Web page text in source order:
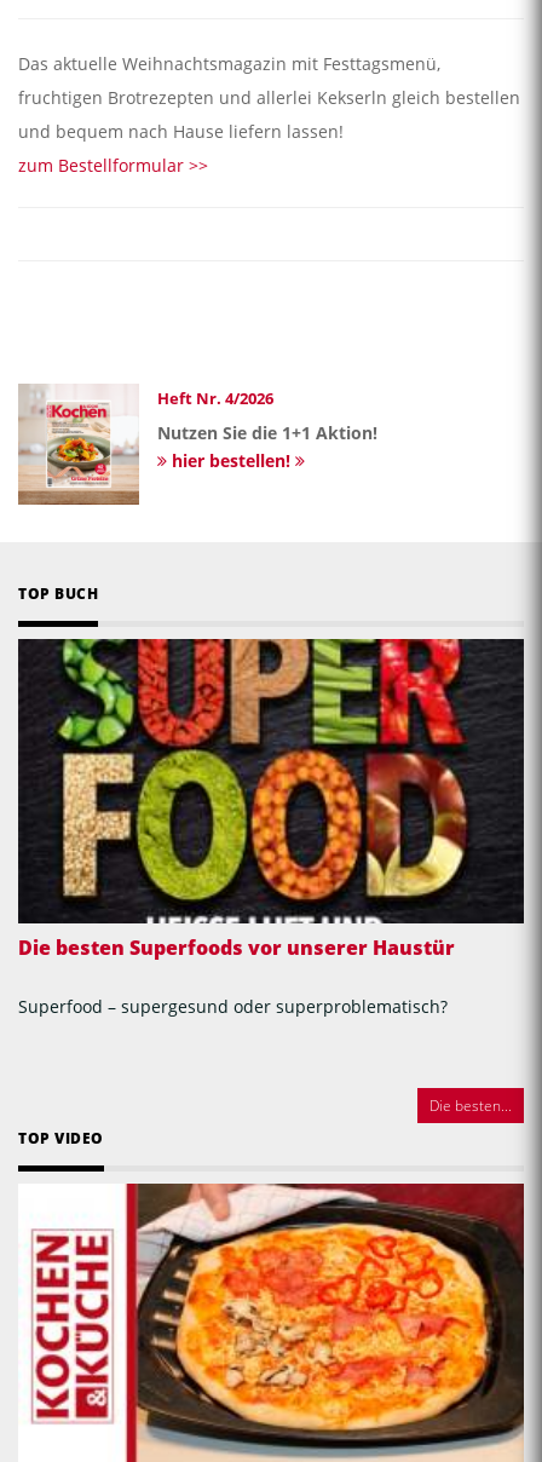
Das aktuelle Weihnachtsmagazin mit Festtagsmenü,
fruchtigen Brotrezepten und allerlei Kekserln gleich bestellen
und bequem nach Hause liefern lassen!
zum Bestellformular >>
Heft Nr. 4/2026
Nutzen Sie die 1+1 Aktion!
hier bestellen!
TOP BUCH
Die besten Superfoods vor unserer Haustür
Superfood – supergesund oder superproblematisch?
Die besten...
TOP VIDEO